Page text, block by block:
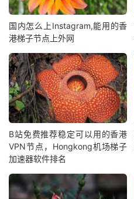
国内怎么上Instagram,能用的香
港梯子节点上外网
B站免费推荐稳定可以用的香港
VPN节点，Hongkong机场梯子
加速器软件排名